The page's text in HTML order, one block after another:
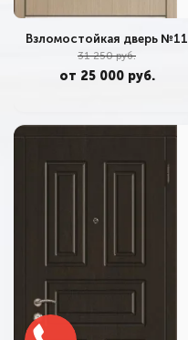
Взломостойкая дверь №11
31 250 руб.
от 25 000 руб.